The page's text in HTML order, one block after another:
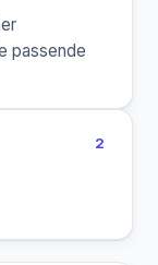
passende
2